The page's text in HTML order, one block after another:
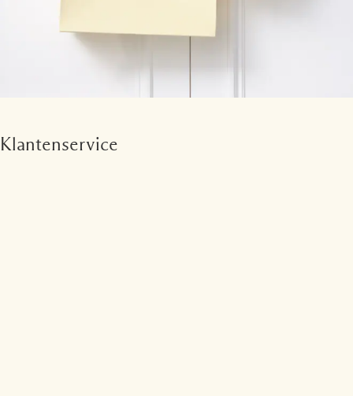
Klantenservice